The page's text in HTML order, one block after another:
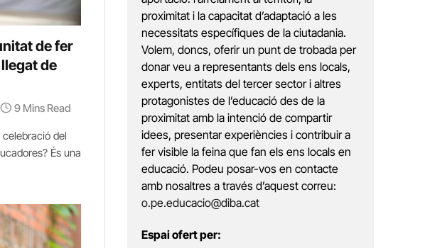
de fer
de
9 Mins Read
del
És una
proximitat i la capacitat d’adaptació a les
necessitats específiques de la ciutadania.
Volem, doncs, oferir un punt de trobada per
donar veu a representants dels ens locals,
experts, entitats del tercer sector i altres
protagonistes de l’educació des de la
proximitat amb la intenció de compartir
idees, presentar experiències i contribuir a
fer visible la feina que fan els ens locals en
educació. Podeu posar-vos en contacte
amb nosaltres a través d’aquest correu:
o.pe.educacio@diba.cat
Espai ofert per: